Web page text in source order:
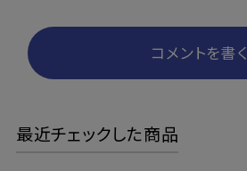
コメントを書く
最近チェックした商品